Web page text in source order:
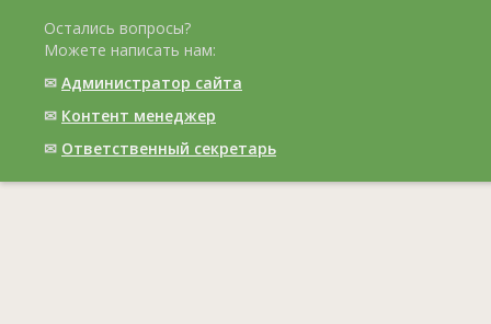
Остались вопросы?
Можете написать нам:
✉ Администратор сайта
✉ Контент менеджер
✉ Ответственный cекретарь